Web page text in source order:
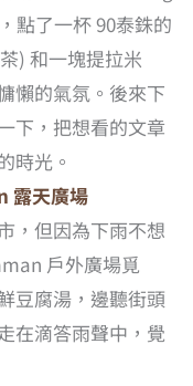
點了一杯 90泰銖的
) 和一塊提拉米
懶的氣氛。後來下
下，把想看的文章
時光。
露天廣場
，但因為下雨不想
戶外廣場覓
豆腐湯，邊聽街頭
在滴答雨聲中，覺